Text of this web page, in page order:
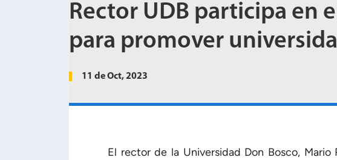
Rector UDB participa en
para promover
11 de Oct, 2023
El rector de la Universidad Don Bosco,